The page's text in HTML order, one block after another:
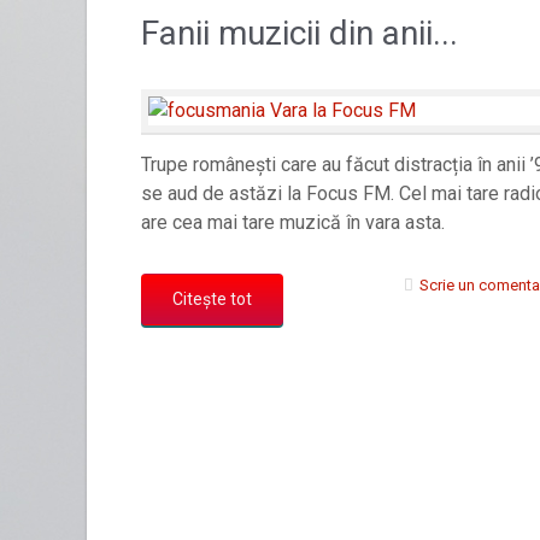
Fanii muzicii din anii...
Trupe românești care au făcut distracția în anii
se aud de astăzi la Focus FM. Cel mai tare
are cea mai tare muzică în vara asta.
Citește tot
Scrie un